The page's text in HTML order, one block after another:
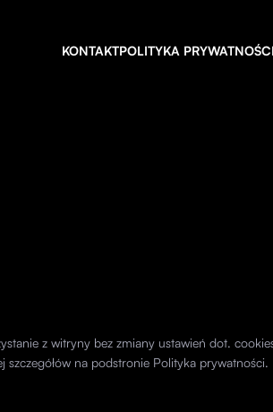
KONTAKTPOLITYKA PRYWATNOŚCI
z witryny bez zmiany ustawień dot.
na podstronie Polityka prywatności.